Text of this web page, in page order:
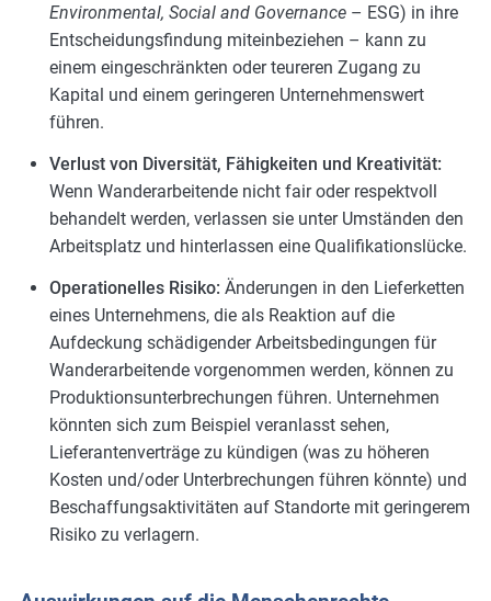
Environmental, Social and Governance – ESG) in ihre
Entscheidungsfindung miteinbeziehen – kann zu
einem eingeschränkten oder teureren Zugang zu
Kapital und einem geringeren Unternehmenswert
führen.
Verlust von Diversität, Fähigkeiten und Kreativität:
Wenn Wanderarbeitende nicht fair oder respektvoll
behandelt werden, verlassen sie unter Umständen den
Arbeitsplatz und hinterlassen eine Qualifikationslücke.
Operationelles Risiko: Änderungen in den Lieferketten
eines Unternehmens, die als Reaktion auf die
Aufdeckung schädigender Arbeitsbedingungen für
Wanderarbeitende vorgenommen werden, können zu
Produktionsunterbrechungen führen. Unternehmen
könnten sich zum Beispiel veranlasst sehen,
Lieferantenverträge zu kündigen (was zu höheren
Kosten und/oder Unterbrechungen führen könnte) und
Beschaffungsaktivitäten auf Standorte mit geringerem
Risiko zu verlagern.